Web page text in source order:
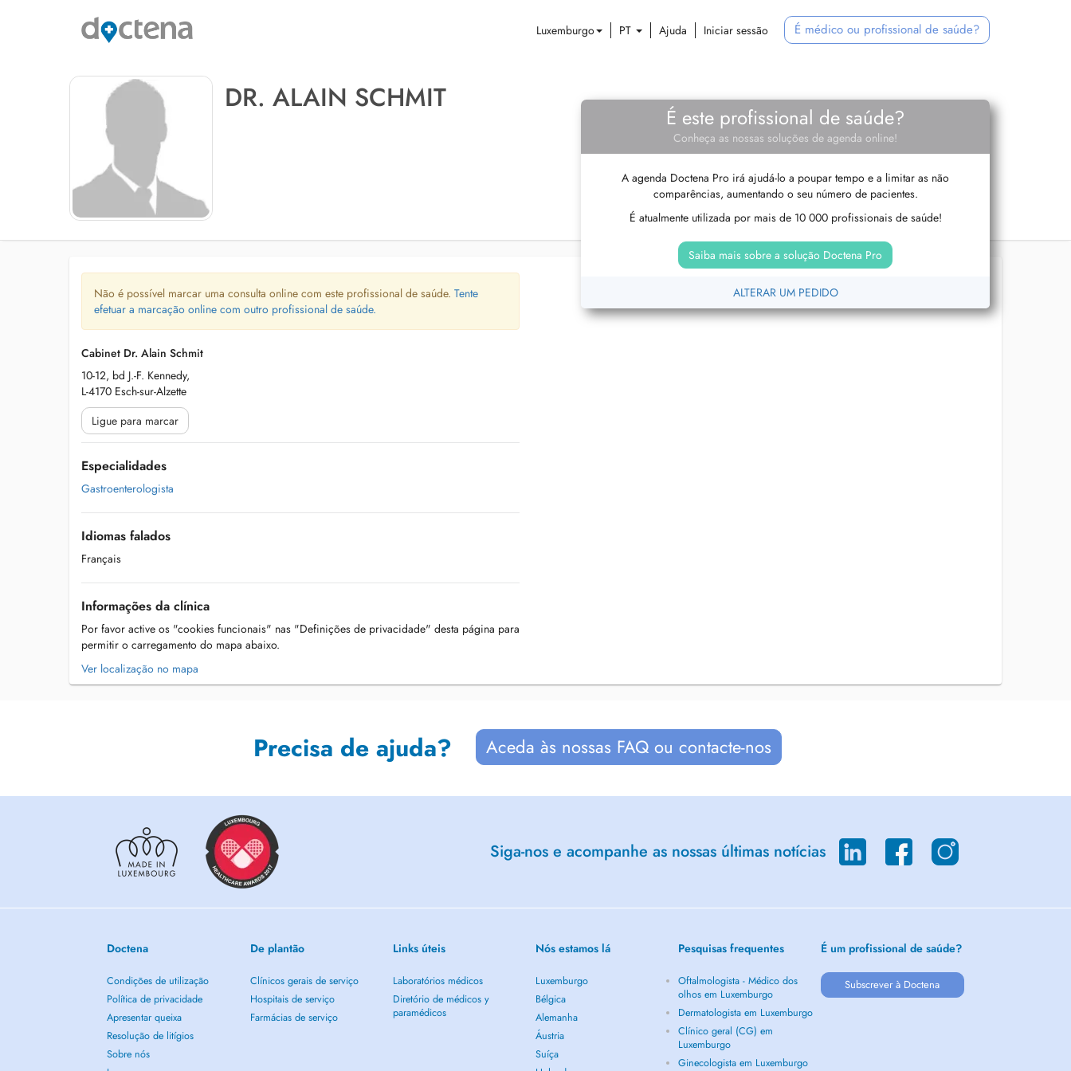
Luxemburgo PT Ajuda Iniciar sessão É médico ou profissional de saúde?
DR. ALAIN SCHMIT
É este profissional de saúde?
Conheça as nossas soluções de agenda online!
A agenda Doctena Pro irá ajudá-lo a poupar tempo e a limitar as não
comparências, aumentando o seu número de pacientes.
É atualmente utilizada por mais de 10 000 profissionais de saúde!
Saiba mais sobre a solução Doctena Pro
ALTERAR UM PEDIDO
Não é possível marcar uma consulta online com este profissional de saúde. Tente
efetuar a marcação online com outro profissional de saúde.
Cabinet Dr. Alain Schmit
10-12, bd J.-F. Kennedy,
L-4170 Esch-sur-Alzette
Ligue para marcar
Especialidades
Gastroenterologista
Idiomas falados
Français
Informações da clínica
Por favor active os "cookies funcionais" nas "Definições de privacidade" desta página para
permitir o carregamento do mapa abaixo.
Ver localização no mapa
Precisa de ajuda? Aceda às nossas FAQ ou contacte-nos
Siga-nos e acompanhe as nossas últimas notícias
Doctena
Condições de utilização
Política de privacidade
Apresentar queixa
Resolução de litígios
Sobre nós
De plantão
Clínicos gerais de serviço
Hospitais de serviço
Farmácias de serviço
Links úteis
Laboratórios médicos
Diretório de médicos y
paramédicos
Nós estamos lá
Luxemburgo
Bélgica
Alemanha
Áustria
Suíça
Pesquisas frequentes
Oftalmologista - Médico dos
olhos em Luxemburgo
Dermatologista em Luxemburgo
Clínico geral (CG) em
Luxemburgo
Ginecologista em Luxemburgo
É um profissional de saúde?
Subscrever à Doctena